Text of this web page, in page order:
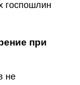
госпошлин
при
не